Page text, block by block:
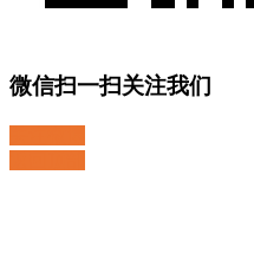
微信扫一扫关注我们